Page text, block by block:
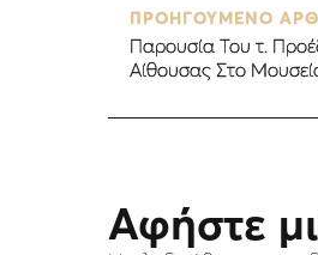
ΠΡΟΗΓΟΥΜΕΝΟ
Παρουσία Του τ.
Αίθουσας Στο
Αφήστε